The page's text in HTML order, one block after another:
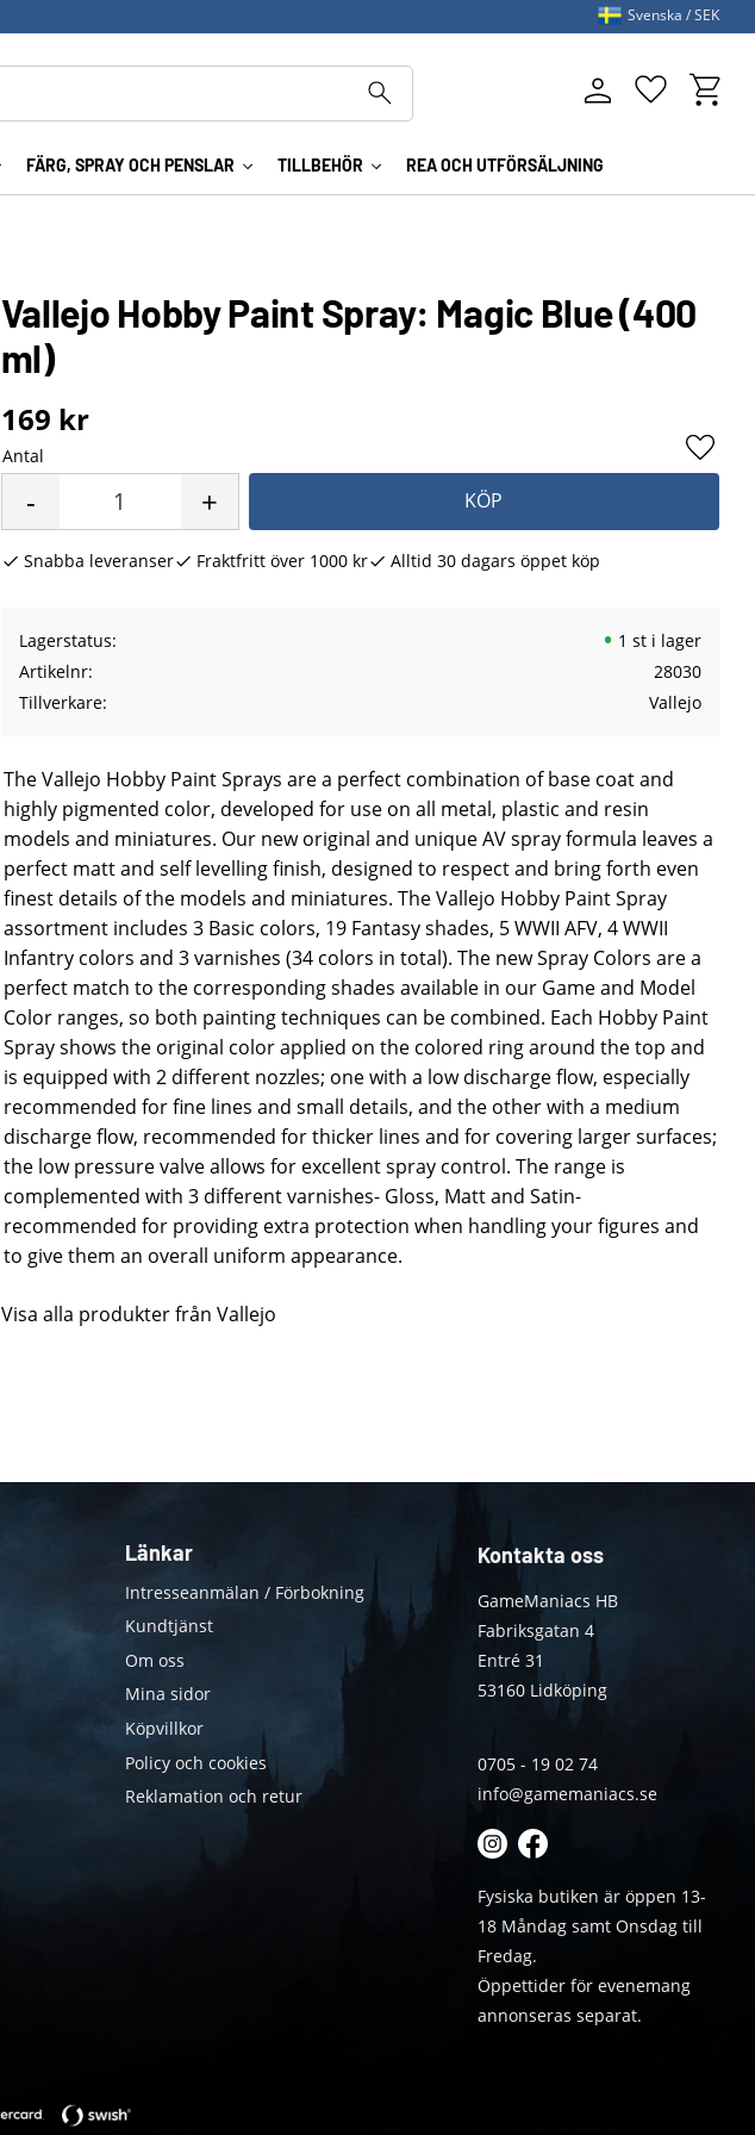
FÄRG, SPRAY OCH PENSLAR TILLBEHÖR REA OCH UTFÖRSÄLJNING
Favoriter
Svenska SEK
Vallejo Hobby Paint Spray: Magic Blue (400
ml)
169 kr
Antal
+
- KÖP
Lägg
Snabba leveranser Fraktfritt över 1000 kr Alltid 30 dagars öppet köp
Lagerstatus
1 st i lager
Artikelnr
28030
Tillverkare
Vallejo
The Vallejo Hobby Paint Sprays are a perfect combination of base coat and
highly pigmented color, developed for use on all metal, plastic and resin
models and miniatures. Our new original and unique AV spray formula leaves a
perfect matt and self levelling finish, designed to respect and bring forth even
finest details of the models and miniatures. The Vallejo Hobby Paint Spray
assortment includes 3 Basic colors, 19 Fantasy shades, 5 WWII AFV, 4 WWII
Infantry colors and 3 varnishes (34 colors in total). The new Spray Colors are a
perfect match to the corresponding shades available in our Game and Model
Color ranges, so both painting techniques can be combined. Each Hobby Paint
Spray shows the original color applied on the colored ring around the top and
is equipped with 2 different nozzles; one with a low discharge flow, especially
recommended for fine lines and small details, and the other with a medium
discharge flow, recommended for thicker lines and for covering larger surfaces;
the low pressure valve allows for excellent spray control. The range is
complemented with 3 different varnishes- Gloss, Matt and Satin-
recommended for providing extra protection when handling your figures and
to give them an overall uniform appearance.
Visa alla produkter från Vallejo
Länkar
Intresseanmälan / Förbokning
Kundtjänst
Om oss
Mina sidor
Köpvillkor
Policy och cookies
Reklamation och retur
Kontakta oss
GameManiacs HB
Fabriksgatan 4
Entré 31
53160 Lidköping
0705 - 19 02 74
info@gamemaniacs.se
Fysiska butiken är öppen 13-
18 Måndag samt Onsdag till
Fredag.
Öppettider för evenemang
annonseras separat.